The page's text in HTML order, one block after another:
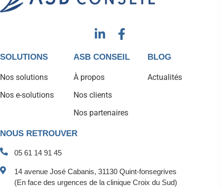
SOLUTIONS
Nos solutions
Nos e-solutions
ASB CONSEIL
À propos
Nos clients
Nos partenaires
BLOG
Actualités
NOUS RETROUVER
05 61 14 91 45
14 avenue José Cabanis, 31130 Quint-fonsegrives
(En face des urgences de la clinique Croix du Sud)